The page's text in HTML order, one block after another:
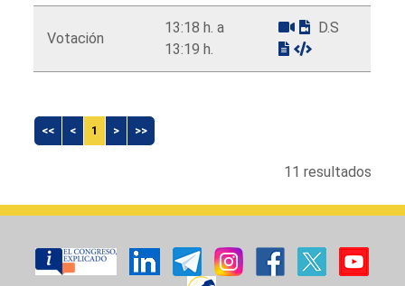
Votación
13:18 h. a
13:19 h.
D.S
<< < 1 > >>
11 resultados